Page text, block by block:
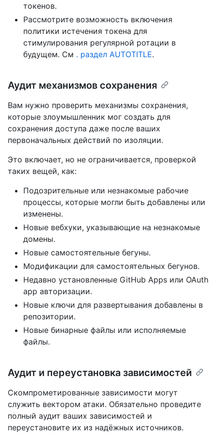
токенов.
Рассмотрите возможность включения
политики истечения токена для
стимулирования регулярной ротации в
будущем. См . раздел AUTOTITLE.
Аудит механизмов сохранения
Вам нужно проверить механизмы сохранения,
которые злоумышленник мог создать для
сохранения доступа даже после ваших
первоначальных действий по изоляции.
Это включает, но не ограничивается, проверкой
таких вещей, как:
Подозрительные или незнакомые рабочие
процессы, которые могли быть добавлены или
изменены.
Новые вебхуки, указывающие на незнакомые
домены.
Новые самостоятельные бегуны.
Модификации для самостоятельных бегунов.
Недавно установленные GitHub Apps или OAuth
app авторизации.
Новые ключи для развертывания добавлены в
репозитории.
Новые бинарные файлы или исполняемые
файлы.
Аудит и переустановка зависимостей
Скомпрометированные зависимости могут
служить вектором атаки. Обязательно проведите
полный аудит ваших зависимостей и
переустановите их из надёжных источников.